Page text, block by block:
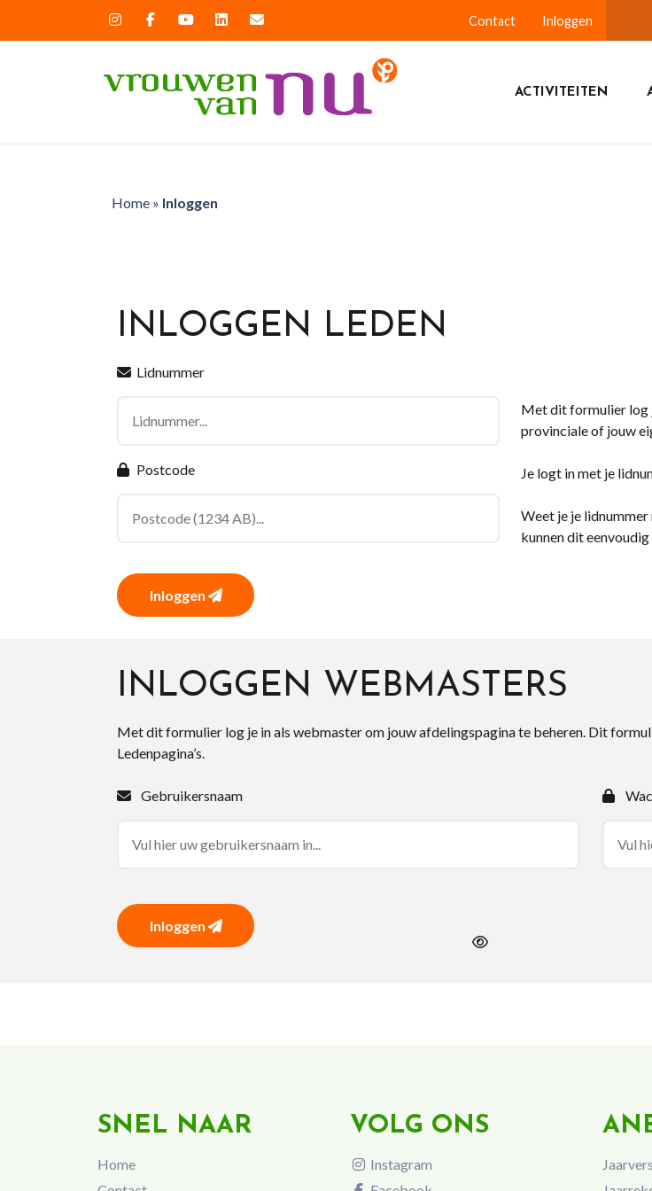
Contact Inloggen
ACTIVITEITEN
Home» Inloggen
INLOGGEN LEDEN
Lidnummer
Postcode
Inloggen
Met dit formulier log
provinciale of jouw
Je logt in met je
Weet je je
kunnen dit
INLOGGEN WEBMASTERS
Met dit formulier log je in als webmaster om jouw afdelingspagina te beheren. Dit
Ledenpagina’s.
Gebruikersnaam
Inloggen
SNEL NAAR
Home
VOLG ONS
Instagram